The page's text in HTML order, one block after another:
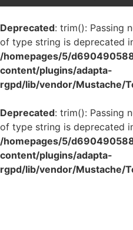
Deprecated: trim(): Passing
of type string is deprecated
/homepages/5/
content/plugins/adapta-
rgpd/lib/vendor/Mustache/
Deprecated: trim(): Passing
of type string is deprecated
/homepages/5/
content/plugins/adapta-
rgpd/lib/vendor/Mustache/